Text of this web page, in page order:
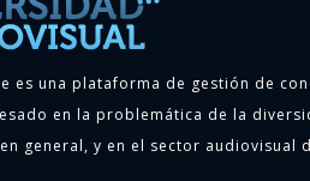
es una plataforma de gestión de
en la problemática de la
general, y en el sector audiovisual